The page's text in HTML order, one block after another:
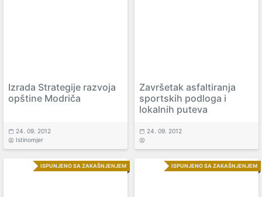
Izrada Strategije razvoja
opštine Modriča
24. 09. 2012
Istinomjer
Završetak asfaltiranja
sportskih podloga i
lokalnih puteva
24. 09. 2012
ISPUNJENO SA ZAKAŠNJENJEM ISPUNJENO SA ZAKAŠNJENJEM